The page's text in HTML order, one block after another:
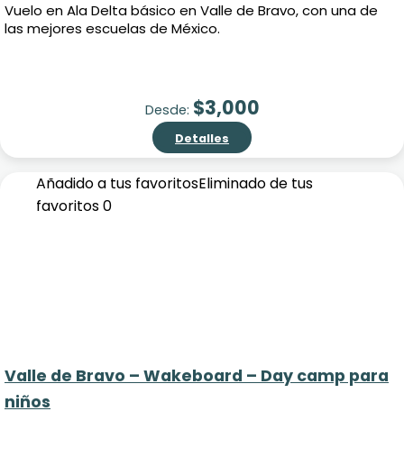
Vuelo en Ala Delta básico en Valle de Bravo, con una de
las mejores escuelas de México.
Desde: $3,000
Detalles
Añadido a tus favoritosEliminado de tus
favoritos0
Valle de Bravo – Wakeboard – Day camp para
niños